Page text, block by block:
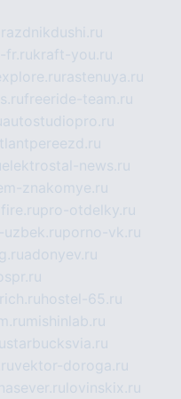
fr.rukraft-you.ru
rastenuya.ru
freeride-team.ru
autostudiopro.ru
elektrostal-news.ru
znakomye.ru
pro-otdelky.ru
uzbek.ruporno-vk.ru
adonyev.ru
hostel-65.ru
mishinlab.ru
starbucksvia.ru
vektor-doroga.ru
lovinskix.ru